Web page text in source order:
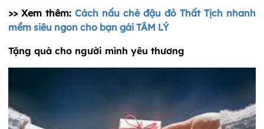
>> Xem thêm: Cách nấu chè đậu đỏ Thất Tịch nhanh
mềm siêu ngon cho bạn gái TÂM LÝ
Tặng quà cho người mình yêu thương